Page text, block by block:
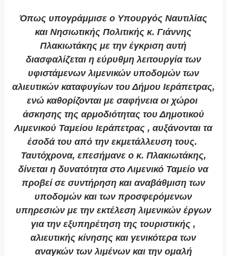
Όπως υπογράμμισε ο Υπουργός Ναυτιλίας
και Νησιωτικής Πολιτικής κ. Γιάννης
Πλακιωτάκης με την έγκριση αυτή
διασφαλίζεται η εύρυθμη λειτουργία των
υφιστάμενων λιμενικών υποδομών των
αλιευτικών καταφυγίων του Δήμου Ιεράπετρας,
ενώ καθορίζονται με σαφήνεια οι χώροι
άσκησης της αρμοδιότητας του Δημοτικού
Λιμενικού Ταμείου Ιεράπετρας , αυξάνονται τα
έσοδά του από την εκμετάλλευση τους.
Ταυτόχρονα, επεσήμανε ο κ. Πλακιωτάκης,
δίνεται η δυνατότητα στο Λιμενικό Ταμείο να
προβεί σε συντήρηση και αναβάθμιση των
υποδομών και των προσφερόμενων
υπηρεσιών με την εκτέλεση λιμενικών έργων
για την εξυπηρέτηση της τουριστικής ,
αλιευτικής κίνησης και γενικότερα των
αναγκών των λιμένων και την ομαλή